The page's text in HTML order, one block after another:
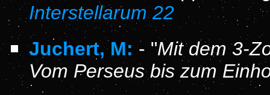
Interstellarum 22
Juchert, M: - "Mit dem 3-
Vom Perseus bis zum